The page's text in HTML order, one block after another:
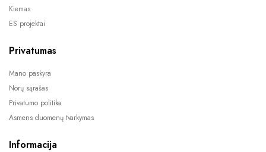
Kiemas
ES projektai
Privatumas
Mano paskyra
Norų sąrašas
Privatumo politika
Asmens duomenų tvarkymas
Informacija